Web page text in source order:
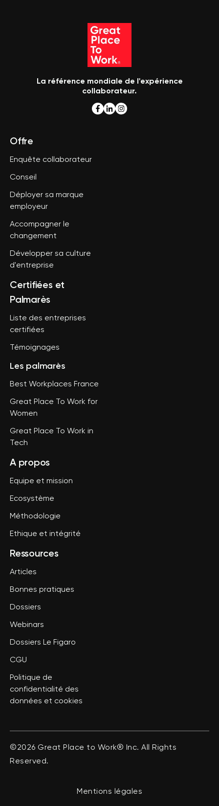
La référence mondiale de l'expérience
collaborateur.
Offre
Enquête collaborateur
Conseil
Déployer sa marque
employeur
Accompagner le
changement
Développer sa culture
d'entreprise
Certifiées et
Palmarès
Liste des entreprises
certifiées
Témoignages
Les palmarès
Best Workplaces France
Great Place To Work for
Women
Great Place To Work in
Tech
A propos
Equipe et mission
Ecosystème
Méthodologie
Ethique et intégrité
Ressources
Articles
Bonnes pratiques
Dossiers
Webinars
Dossiers Le Figaro
CGU
Politique de
confidentialité des
données et cookies
©2026 Great Place to Work® Inc. All Rights
Reserved.
Mentions légales